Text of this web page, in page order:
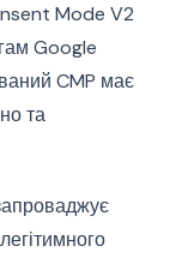
Mode V2
Google
CMP має
та